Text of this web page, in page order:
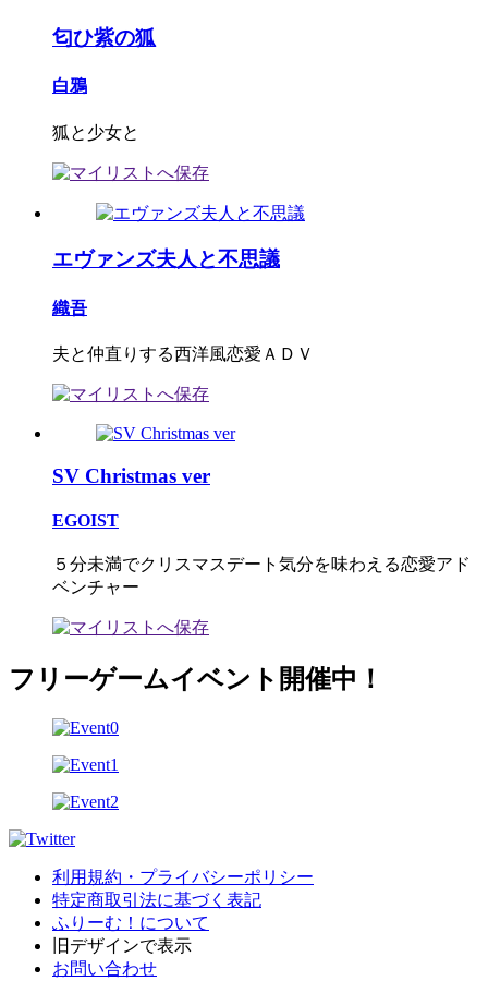
匂ひ紫の狐
白鴉
狐と少女と
エヴァンズ夫人と不思議
織吾
夫と仲直りする西洋風恋愛ＡＤＶ
SV Christmas ver
EGOIST
５分未満でクリスマスデート気分を味わえる恋愛アド
ベンチャー
フリーゲームイベント開催中！
利用規約・プライバシーポリシー
特定商取引法に基づく表記
ふりーむ！について
旧デザインで表示
お問い合わせ